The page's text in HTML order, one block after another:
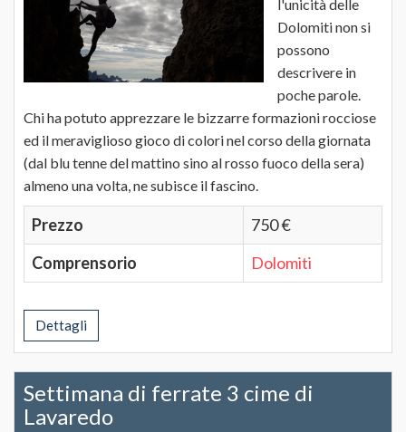
l'unicità delle
Dolomiti non si
possono
descrivere in
poche parole.
Chi ha potuto apprezzare le bizzarre formazioni rocciose
ed il meraviglioso gioco di colori nel corso della giornata
(dal blu tenne del mattino sino al rosso fuoco della sera)
almeno una volta, ne subisce il fascino.
Prezzo
750 €
Comprensorio
Dolomiti
Dettagli
Settimana di ferrate 3 cime di
Lavaredo